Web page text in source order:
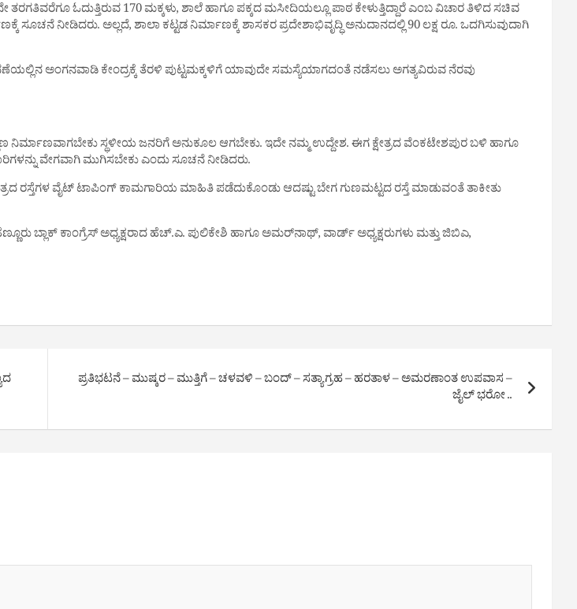
ಓದುತ್ತಿರುವ 170 ಮಕ್ಕಳು, ಶಾಲೆ ಹಾಗೂ ಪಕ್ಕದ ಮಸೀದಿಯಲ್ಲೂ ಪಾಠ ಕೇಳುತ್ತಿದ್ದಾರೆ ಎಂಬ ವಿಚಾರ ತಿಳಿದ ಸಚಿವ
ಸೂಚನೆ ನೀಡಿದರು. ಅಲ್ಲದೆ, ಶಾಲಾ ಕಟ್ಟಡ ನಿರ್ಮಾಣಕ್ಕೆ ಶಾಸಕರ ಪ್ರದೇಶಾಭಿವೃದ್ಧಿ ಅನುದಾನದಲ್ಲಿ 90 ಲಕ್ಷ ರೂ. ಒದಗಿಸುವುದಾಗಿ
ಅಂಗನವಾಡಿ ಕೇಂದ್ರಕ್ಕೆ ತೆರಳಿ ಪುಟ್ಟಮಕ್ಕಳಿಗೆ ಯಾವುದೇ ಸಮಸ್ಯೆಯಾಗದಂತೆ ನಡೆಸಲು ಅಗತ್ಯವಿರುವ ನೆರವು
ನಿರ್ಮಾಣವಾಗಬೇಕು ಸ್ಥಳೀಯ ಜನರಿಗೆ ಅನುಕೂಲ ಆಗಬೇಕು. ಇದೇ ನಮ್ಮ ಉದ್ದೇಶ. ಈಗ ಕ್ಷೇತ್ರದ ವೆಂಕಟೇಶಪುರ ಬಳಿ ಹಾಗೂ
ವೇಗವಾಗಿ ಮುಗಿಸಬೇಕು ಎಂದು ಸೂಚನೆ ನೀಡಿದರು.
ವೈಟ್‌ ಟಾಪಿಂಗ್ ಕಾಮಗಾರಿಯ ಮಾಹಿತಿ ಪಡೆದುಕೊಂಡು ಆದಷ್ಟು ಬೇಗ ಗುಣಮಟ್ಟದ ರಸ್ತೆ ಮಾಡುವಂತೆ ತಾಕೀತು
ಬ್ಲಾಕ್ ಕಾಂಗ್ರೆಸ್ ಅಧ್ಯಕ್ಷರಾದ ಹೆಚ್‌.ಎ. ಪುಲಿಕೇಶಿ ಹಾಗೂ ಅಮರ್‌ನಾಥ್, ವಾರ್ಡ್ ಅಧ್ಯಕ್ಷರುಗಳು ಮತ್ತು ಜಿಬಿಎ,
ಪ್ರತಿಭಟನೆ – ಮುಷ್ಕರ – ಮುತ್ತಿಗೆ – ಚಳವಳಿ – ಬಂದ್ – ಸತ್ಯಾಗ್ರಹ – ಹರತಾಳ – ಅಮರಣಾಂತ ಉಪವಾಸ –
ಜೈಲ್ ಭರೋ ..